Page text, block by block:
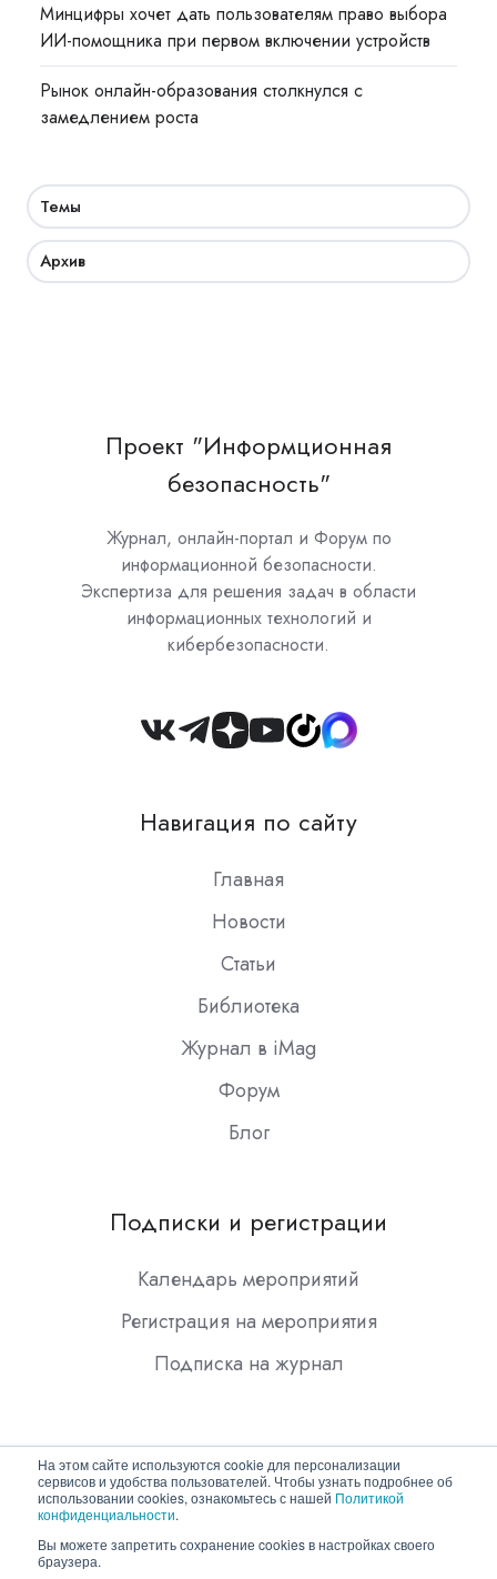
На этом сайте используются cookie для персонализации
сервисов и удобства пользователей. Чтобы узнать подробнее об
использовании cookies, ознакомьтесь с нашей Политикой
конфиденциальности.
Вы можете запретить сохранение cookies в настройках своего
браузера.
Минцифры хочет дать пользователям право выбора
ИИ-помощника при первом включении устройств
Рынок онлайн-образования столкнулся с
замедлением роста
Темы
Архив
Проект "Информционная
безопасность"
Журнал, онлайн-портал и Форум по
информационной безопасности.
Экспертиза для решения задач в области
информационных технологий и
кибербезопасности.
Join
Slack
Навигация по сайту
Главная
Новости
Статьи
Библиотека
Журнал в iMag
Форум
Блог
Подписки и регистрации
Календарь мероприятий
Регистрация на мероприятия
Подписка на журнал
Copyright © 2026 ООО "Гротек"